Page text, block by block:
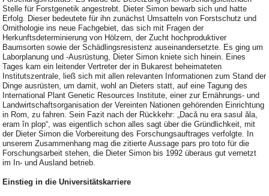
Stelle für Forstgenetik angestrebt. Dieter Simon bewarb sich und hatte
Erfolg. Dieser bedeutete für ihn zunächst Umsatteln von Forstschutz und
Ornithologie ins neue Fachgebiet, das sich mit Fragen der
Herkunftsdeterminierung von Hölzern, der Zucht hochproduktiver
Baumsorten sowie der Schädlingsresistenz auseinandersetzte. Es ging um
Laborplanung und -Ausrüstung, Dieter Simon kniete sich hinein. Eines
Tages kam ein leitender Vertreter der in Bukarest beheimateten
Institutszentrale, ließ sich mit allen relevanten Informationen zum Stand der
Dinge ausrüsten, um damit, wohl an Dieters statt, auf eine Tagung des
International Plant Genetic Resources Institute, einer zur Ernährungs- und
Landwirtschaftsorganisation der Vereinten Nationen gehörenden Einrichtung
in Rom, zu fahren. Sein Fazit nach der Rückkehr: „Dacă nu era sasul ăla,
eram în plop“, was eigentlich schon alles sagt über die Gründlichkeit, mit
der Dieter Simon die Vorbereitung des Forschungsauftrages verfolgte. In
unserem Zusammenhang mag die zitierte Aussage pars pro toto für die
Forschungsarbeit stehen, die Dieter Simon bis 1992 überaus gut vernetzt
im In- und Ausland betrieb.
Einstieg in die Universitätskarriere